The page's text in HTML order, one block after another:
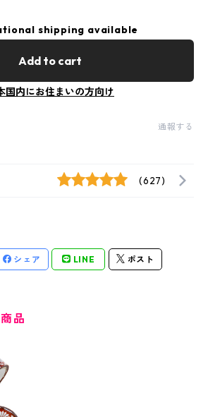
shipping available
Add to cart
国内にお住まいの方向け
通報する
(627)
シェア LINE ポスト
品